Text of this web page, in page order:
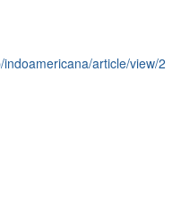
article/view/2